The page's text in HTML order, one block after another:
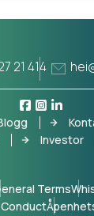
Terms
21 414
Investor